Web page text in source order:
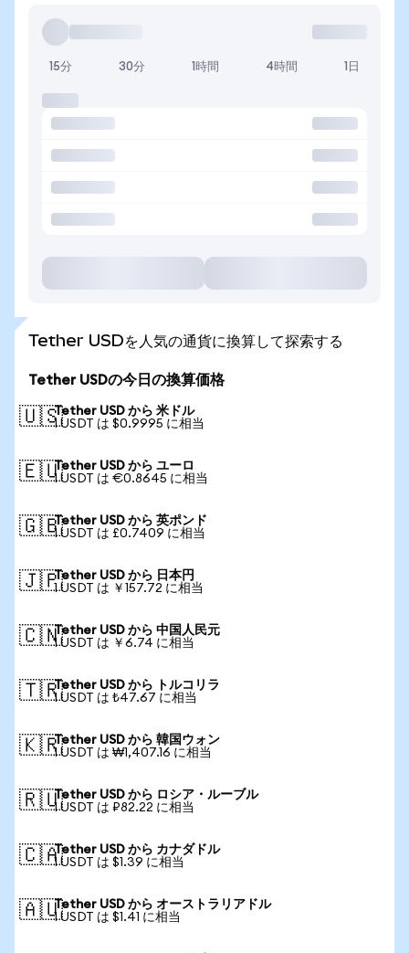
15分 30分 1時間 4時間 1日
Tether USDを人気の通貨に換算して探索する
Tether USDの今日の換算価格
🇺🇸Tether USD から 米ドル
1 USDT は $0.9995 に相当
🇪🇺Tether USD から ユーロ
1 USDT は €0.8645 に相当
🇬🇧Tether USD から 英ポンド
1 USDT は £0.7409 に相当
🇯🇵Tether USD から 日本円
1 USDT は ￥157.72 に相当
🇨🇳Tether USD から 中国人民元
1 USDT は ￥6.74 に相当
🇹🇷Tether USD から トルコリラ
1 USDT は ₺47.67 に相当
🇰🇷Tether USD から 韓国ウォン
1 USDT は ₩1,407.16 に相当
🇷🇺Tether USD から ロシア・ルーブル
1 USDT は ₽82.22 に相当
🇨🇦Tether USD から カナダドル
1 USDT は $1.39 に相当
🇦🇺Tether USD から オーストラリアドル
1 USDT は $1.41 に相当